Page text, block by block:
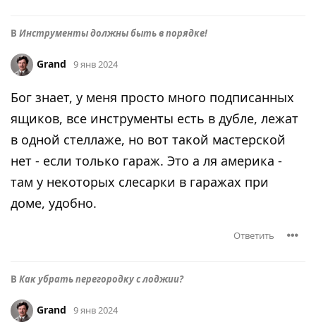
В Инструменты должны быть в порядке!
Grand 9 янв 2024
Бог знает, у меня просто много подписанных
ящиков, все инструменты есть в дубле, лежат
в одной стеллаже, но вот такой мастерской
нет - если только гараж. Это а ля америка -
там у некоторых слесарки в гаражах при
доме, удобно.
Ответить
В Как убрать перегородку с лоджии?
Grand 9 янв 2024